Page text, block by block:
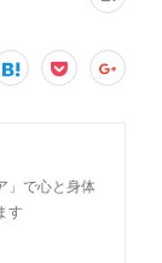
」で心と身体
す